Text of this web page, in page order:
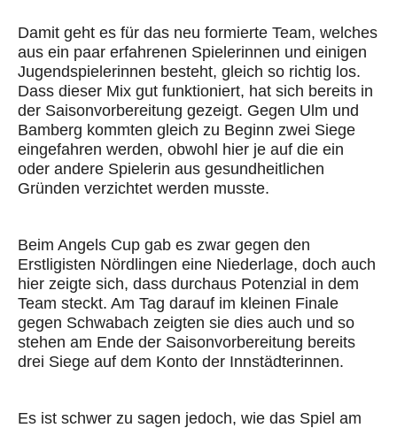
Damit geht es für das neu formierte Team, welches
aus ein paar erfahrenen Spielerinnen und einigen
Jugendspielerinnen besteht, gleich so richtig los.
Dass dieser Mix gut funktioniert, hat sich bereits in
der Saisonvorbereitung gezeigt. Gegen Ulm und
Bamberg kommten gleich zu Beginn zwei Siege
eingefahren werden, obwohl hier je auf die ein
oder andere Spielerin aus gesundheitlichen
Gründen verzichtet werden musste.
Beim Angels Cup gab es zwar gegen den
Erstligisten Nördlingen eine Niederlage, doch auch
hier zeigte sich, dass durchaus Potenzial in dem
Team steckt. Am Tag darauf im kleinen Finale
gegen Schwabach zeigten sie dies auch und so
stehen am Ende der Saisonvorbereitung bereits
drei Siege auf dem Konto der Innstädterinnen.
Es ist schwer zu sagen jedoch, wie das Spiel am